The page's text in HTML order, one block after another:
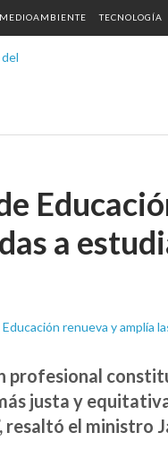
MEDIOAMBIENTE TECNOLOGÍA
a
profesional
justa y
resaltó el ministro